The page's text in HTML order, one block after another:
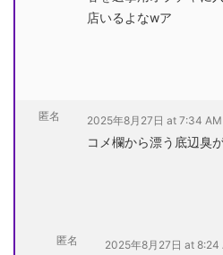
店いるよなwア
匿名 2025年8月27日 at 7:34 AM
コメ欄から漂う底辺臭
匿名 2025年8月27日 at 8:24